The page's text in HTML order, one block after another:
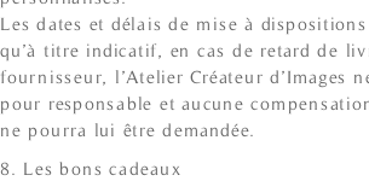
Les dates et délais de mise à
qu’à titre indicatif, en cas de retard de
fournisseur, l’Atelier Créateur d’Images
pour responsable et aucune
ne pourra lui être demandée.
8. Les bons cadeaux